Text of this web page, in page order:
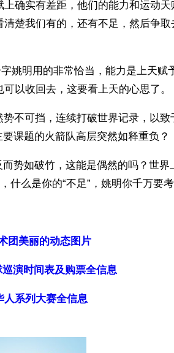
上确实有差距，他们的能力和运动天
清楚我们有的，还有不足，然后争取
字姚明用的非常恰当，能力是上天赋
以收回去，这要看上天的心思了。
不可挡，连续打破世界记录，以致
课题的火箭队高层突然如释重负？
势如破竹，这能是偶然的吗？世界
什么是你的“不足”，姚明你千万要
团美丽的动态图片
演时间表及购票全信息
人系列大赛全信息